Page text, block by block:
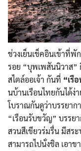
ช่วงเย็นเช็คอินเข้าที่พั
รอย “บุพเพสันนิวาส”
สไตล์ออเจ้า กันที่ “เรื
นบ้านเรือนไทยกันได้
โบราณกันดูว่าบรรยาก
“เรือนรับขวัญ” บรรย
สวนสีเขียวร่มรื่นมีสร
สามารถไปนั่งชิล เอาข